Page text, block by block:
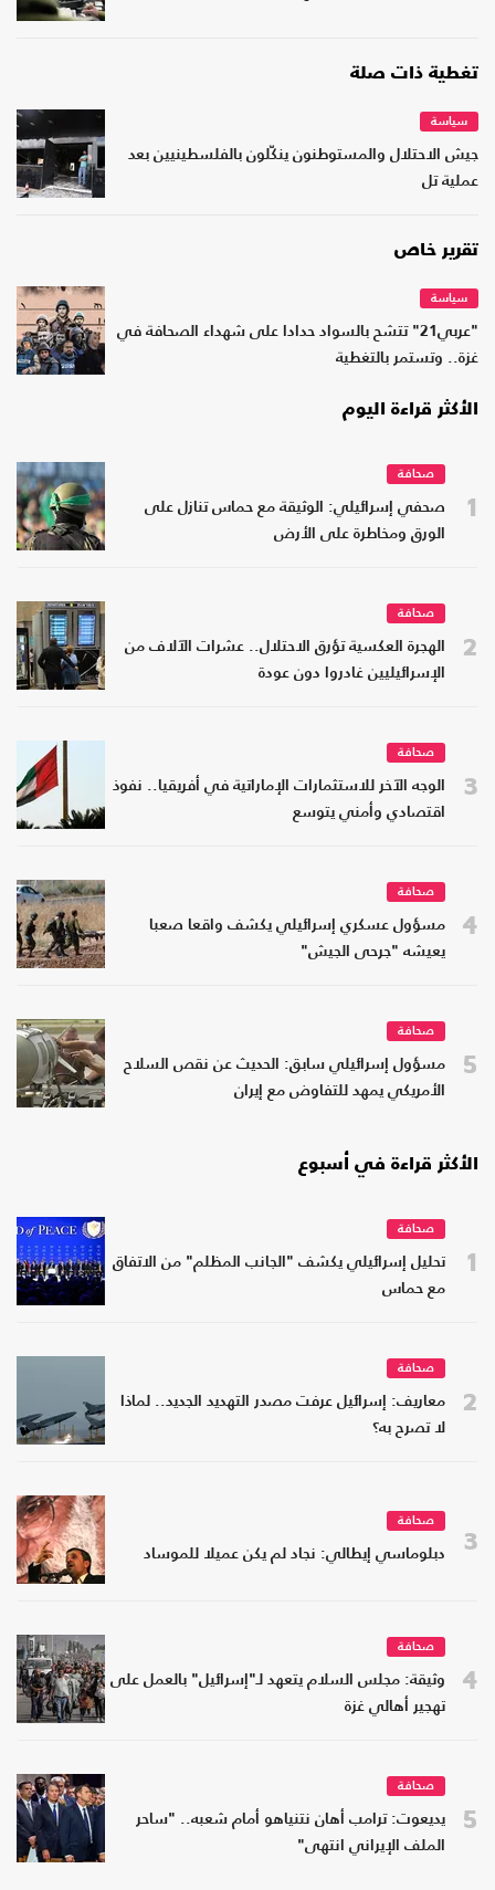
تغطية ذات صلة
سياسة
جيش الاحتلال والمستوطنون ينكّلون بالفلسطينيين بعد
عملية تل
تقرير خاص
سياسة
"عربي21" تتشح بالسواد حدادا على شهداء الصحافة في
غزة.. وتستمر بالتغطية
الأكثر قراءة اليوم
1
صحافة
صحفي إسرائيلي: الوثيقة مع حماس تنازل على
الورق ومخاطرة على الأرض
2
صحافة
الهجرة العكسية تؤرق الاحتلال.. عشرات الآلاف من
الإسرائيليين غادروا دون عودة
3
صحافة
الوجه الآخر للاستثمارات الإماراتية في أفريقيا.. نفوذ
اقتصادي وأمني يتوسع
4
صحافة
مسؤول عسكري إسرائيلي يكشف واقعا صعبا
يعيشه "جرحى الجيش"
5
صحافة
مسؤول إسرائيلي سابق: الحديث عن نقص السلاح
الأمريكي يمهد للتفاوض مع إيران
الأكثر قراءة في أسبوع
1
صحافة
تحليل إسرائيلي يكشف "الجانب المظلم" من الاتفاق
مع حماس
2
صحافة
معاريف: إسرائيل عرفت مصدر التهديد الجديد.. لماذا
لا تصرح به؟
3
صحافة
دبلوماسي إيطالي: نجاد لم يكن عميلا للموساد
4
صحافة
وثيقة: مجلس السلام يتعهد لـ"إسرائيل" بالعمل على
تهجير أهالي غزة
5
صحافة
يديعوت: ترامب أهان نتنياهو أمام شعبه.. "ساحر
الملف الإيراني انتهى"